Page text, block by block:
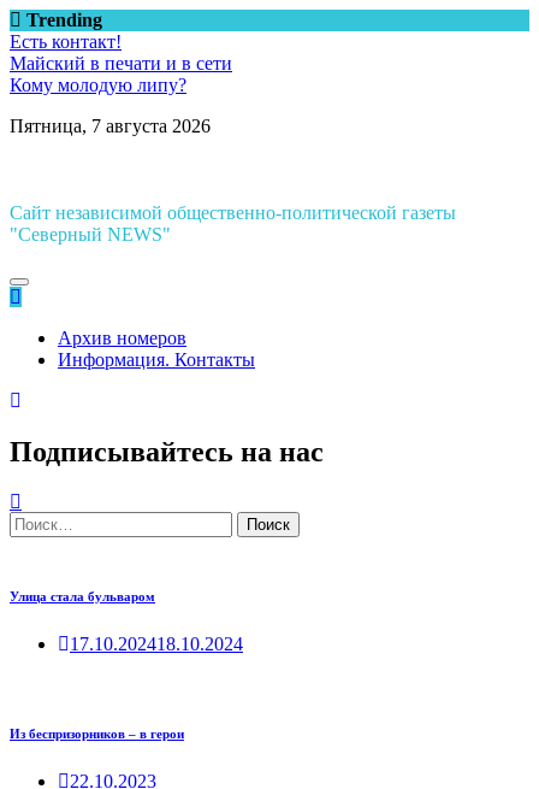
Перейти
к
содержимому
Trending
Есть контакт!
Майский в печати и в сети
Кому молодую липу?
Пятница, 7 августа 2026
Сайт независимой общественно-политической газеты
"Северный NEWS"
Архив номеров
Информация. Контакты
Подписывайтесь на нас
Найти:
Улица стала бульваром
17.10.202418.10.2024
Из беспризорников – в герои
22.10.2023